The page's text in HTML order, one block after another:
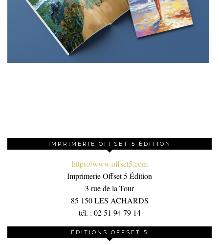
IMPRIMERIE OFFSET 5 ÉDITION
https://www.offset5.com
Imprimerie Offset 5 Édition
3 rue de la Tour
85 150 LES ACHARDS
tél. : 02 51 94 79 14
ÉDITIONS OFFSET 5